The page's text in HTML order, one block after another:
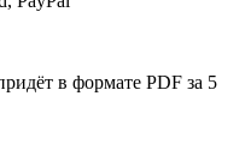
в формате PDF за 5